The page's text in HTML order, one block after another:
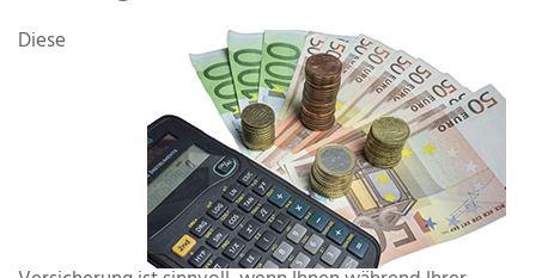
Diese